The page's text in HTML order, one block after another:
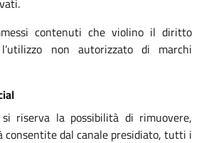
contenuti che violino il diritto
non autorizzato di marchi
si riserva la possibilità di rimuovere,
consentite dal canale presidiato, tutti i